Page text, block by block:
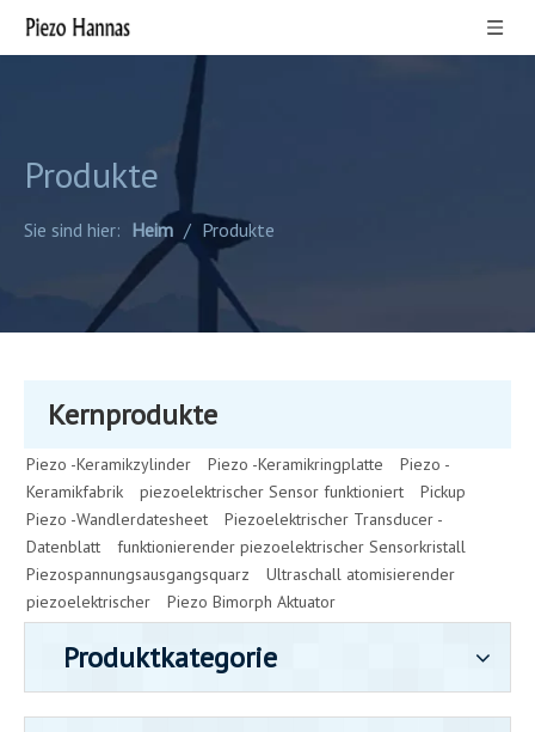
Produkte
Sie sind hier: Heim / Produkte
Kernprodukte
Piezo -Keramikzylinder Piezo -Keramikringplatte
Piezo -
Keramikfabrik
piezoelektrischer Sensor funktioniert
Pickup
Piezo -Wandlerdatesheet
Piezoelektrischer Transducer -
Datenblatt
funktionierender piezoelektrischer Sensorkristall
Piezospannungsausgangsquarz
Ultraschall atomisierender
piezoelektrischer
Piezo Bimorph Aktuator
Produktkategorie